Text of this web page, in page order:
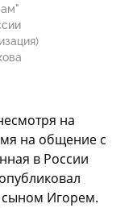
на
на общение с
в России
сыном Игорем.